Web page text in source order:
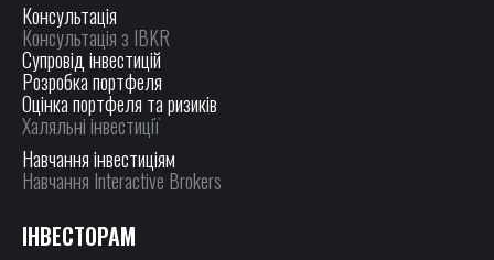
Консультація
Консультація з IBKR
Супровід інвестицій
Розробка портфеля
Оцінка портфеля та ризиків
Халяльні інвестиції
Навчання інвестиціям
Навчання Interactive Brokers
ІНВЕСТОРАМ